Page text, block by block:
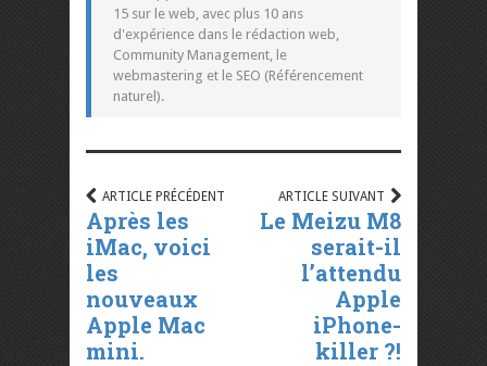
15 sur le web, avec plus 10 ans
d'expérience dans le rédaction web,
Community Management, le
webmastering et le SEO (Référencement
naturel).
ARTICLE PRÉCÉDENT
Après les
iMac, voici
les
nouveaux
Apple Mac
mini.
ARTICLE SUIVANT
Le Meizu M8
serait-il
l’attendu
Apple
iPhone-
killer ?!